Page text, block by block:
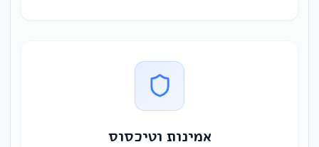
אמינות וטיכסוס